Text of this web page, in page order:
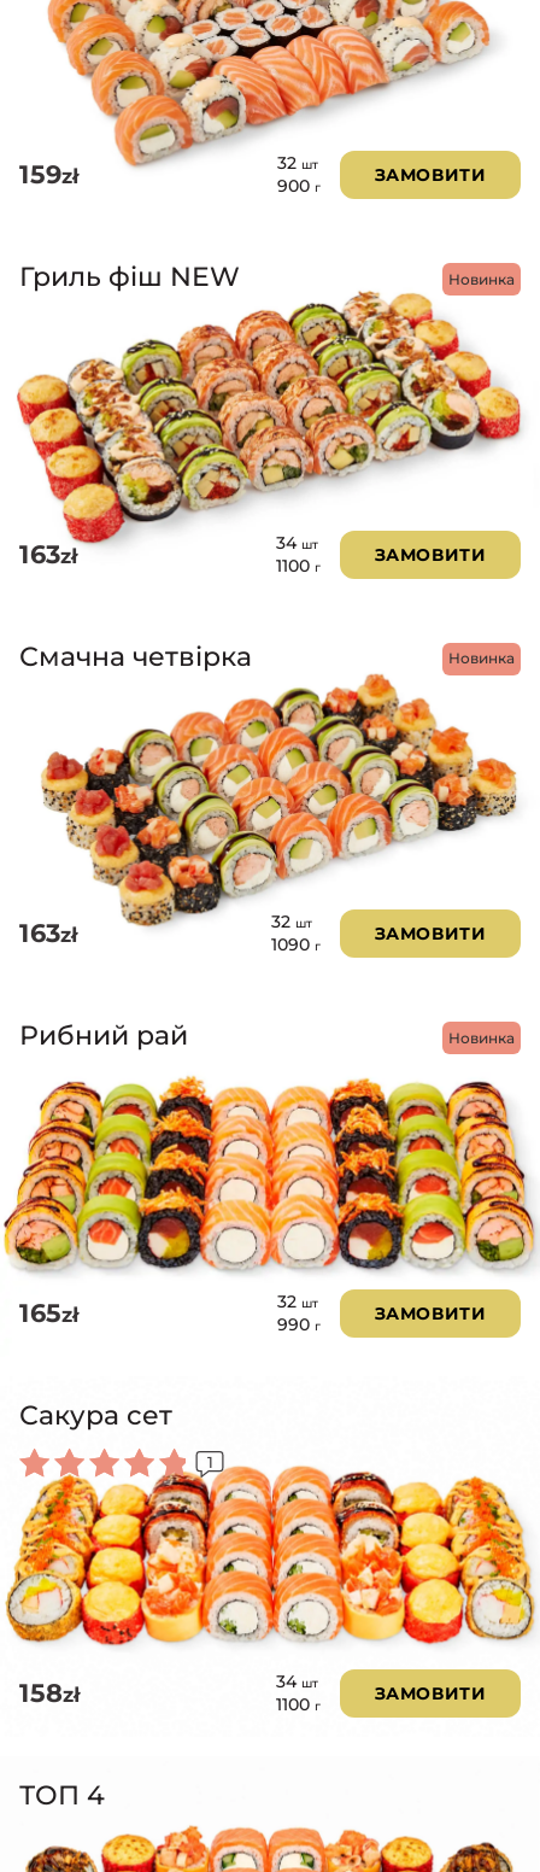
159zł
32 шт
900 г
ЗАМОВИТИ
Новинка
Гриль фіш NEW
163zł
34 шт
1100 г
ЗАМОВИТИ
Новинка
Смачна четвірка
163zł
32 шт
1090 г
ЗАМОВИТИ
Новинка
Рибний рай
165zł
32 шт
990 г
ЗАМОВИТИ
Сакура сет
Оцінено
в
5.00
з 5
1
158zł
34 шт
1100 г
ЗАМОВИТИ
ТОП 4